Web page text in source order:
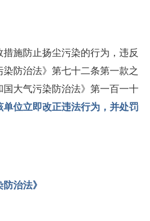
施防止扬尘污染的行为，违反
防治法》第七十二条第一款之
大气污染防治法》第一百一十
单位立即改正违法行为，并处罚
治法》